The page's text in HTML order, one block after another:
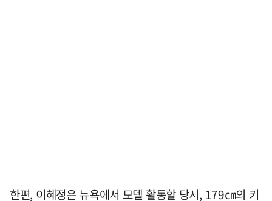
한편, 이혜정은 뉴욕에서 모델 활동할 당시, 179㎝의 키